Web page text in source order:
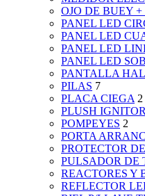
OJO DE BUEY
PANEL LED
PANEL LED
PANEL LED
PANEL LED
PANTALLA
PILAS 7
PLACA CIEGA 2
PLUSH IGNITOR
POMPEYES 2
PORTA
PROTECTOR
PULSADOR DE
REACTORES Y
REFLECTOR